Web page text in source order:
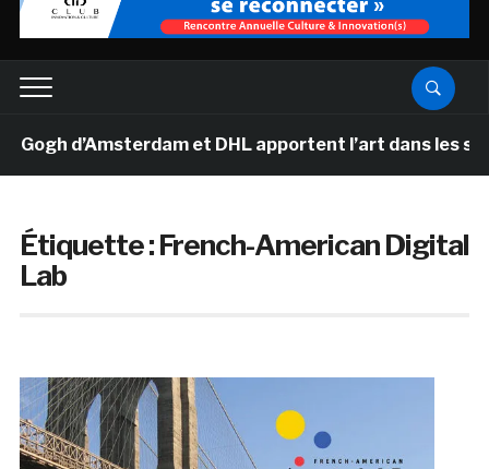
d’Amsterdam et DHL apportent l’art dans les
Étiquette :French-American Digital
Lab